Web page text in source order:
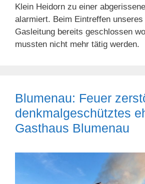
Klein Heidorn zu einer
alarmiert. Beim Eintreffen unseres
Gasleitung bereits geschlossen
mussten nicht mehr tätig werden.
Blumenau: Feuer
denkmalgeschütztes
Gasthaus Blumenau